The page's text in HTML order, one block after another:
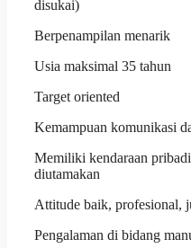
disukai)
Berpenampilan menarik
Usia maksimal 35 tahun
Target oriented
Kemampuan komunikasi
Memiliki kendaraan
diutamakan
Attitude baik, profesional,
Pengalaman di bidang